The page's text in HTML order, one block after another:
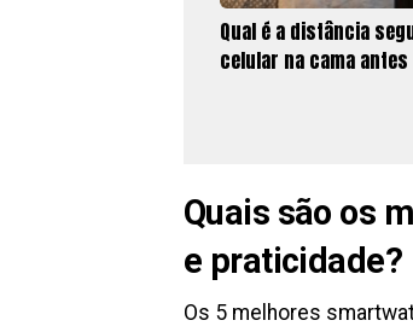
Qual é a distância
celular na cama
Quais são os
e praticidade?
Os 5 melhores